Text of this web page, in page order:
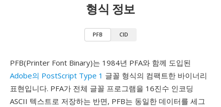
형식 정보
PFB CID
PFB(Printer Font Binary)는 1984년 PFA와 함께 도입된
Adobe의 PostScript Type 1 글꼴 형식의 컴팩트한 바이너리
표현입니다. PFA가 전체 글꼴 프로그램을 16진수 인코딩
ASCII 텍스트로 저장하는 반면, PFB는 동일한 데이터를 세그